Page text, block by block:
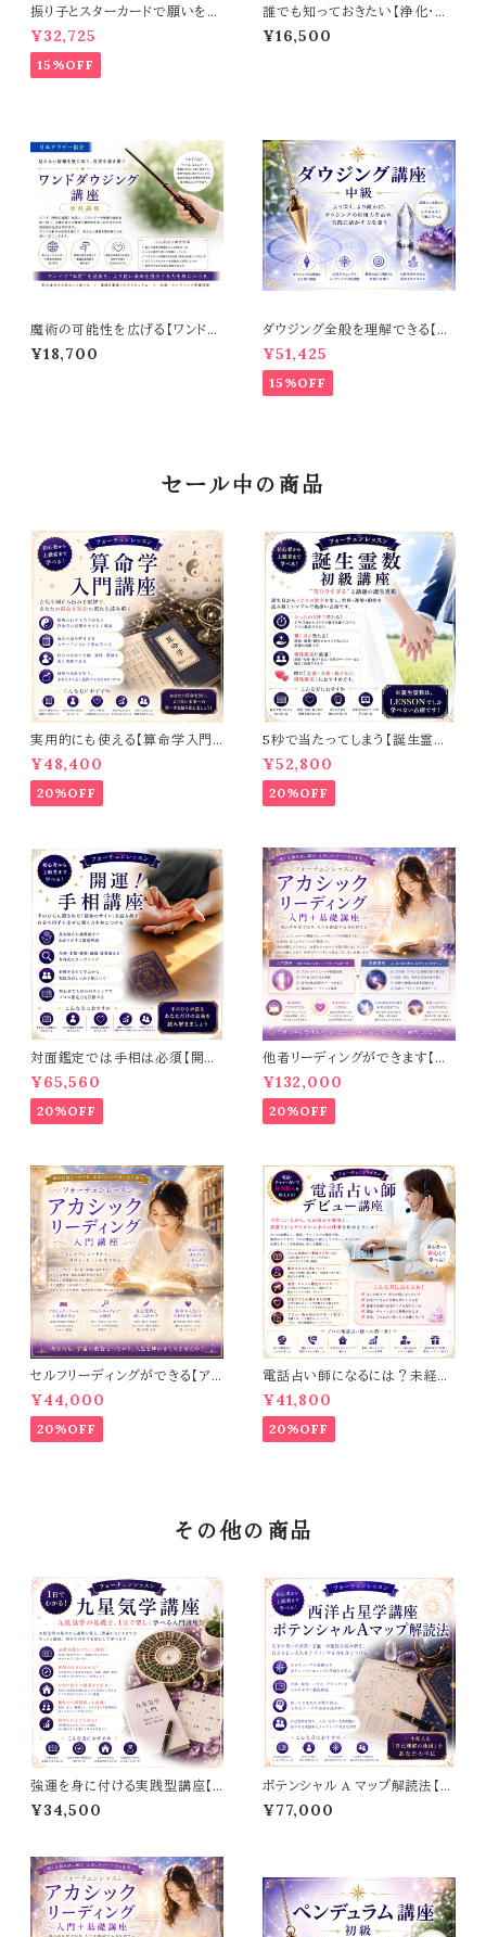
振り子とスターカードで願いを叶
える【願望成就ダウジングコー
ス】
¥32,725
15%OFF
誰でも知っておきたい【浄化・結
界・エネルギーブロック講座】
¥16,500
魔術の可能性を広げる【ワンドダ
ウジング講座】
¥18,700
ダウジング全般を理解できる【ダ
ウジングコース】
¥51,425
15%OFF
セール中の商品
実用的にも使える【算命学入門
講座】
¥48,400
20%OFF
5秒で当たってしまう【誕生霊数
初級講座】
¥52,800
20%OFF
対面鑑定では手相は必須【開
運！手相講座】初級＋中級編
¥65,560
20%OFF
他者リーディングができます【ア
カシックリーディング入門＋基礎
講座】DVD3枚プレゼント中！
¥132,000
20%OFF
セルフリーディングができる【ア
カシックリーディング入門講座】
¥44,000
20%OFF
電話占い師になるには？未経験
からプロを目指せる【電話占い
師デビュー講座】
¥41,800
20%OFF
その他の商品
強運を身に付ける実践型講座【1
日でわかる！九星気学講座】
¥34,500
ポテンシャル A マップ解読法【西
洋占星学講座】応用編
¥77,000